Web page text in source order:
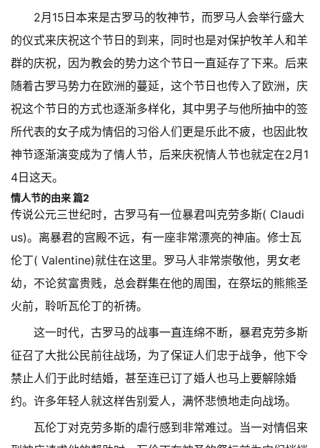
2月15日本来是古罗马的牧神节，而罗马人会举行盛大
的仪式来庆祝这个节日的到来，同时也是对保护牧羊人和羊
群的庆祝，因为教会的势力这个节日一直延存了下来。后来
随着古罗马势力在欧洲的蔓延，这个节日也传入了欧洲，庆
祝这个节日的方式也逐渐多样化，其中男子与他所抽中的签
所代表的女子成为情侣的习俗人们更是乐此不疲，也因此牧
神节逐渐演变成为了情人节，后来庆祝情人节也就定在2月1
4日这天。
情人节的由来 篇2
传说公元三世纪时，古罗马有一位暴君叫克劳多斯( Claudi
us)。离暴君的宫殿不远，有一座非常漂亮的神庙。修士瓦
伦丁( Valentine)就住在这里。罗马人非常崇敬他，男女老
幼，不论贫富贵贱，总会群集在他的周围，在祭坛的熊熊圣
火前，聆听瓦伦丁的祈祷。
这一时代，古罗马的战事一直连绵不断，暴君克劳多斯
征召了大批公民前往战场，为了保证人们忠于战争，他下令
禁止人们于此时结婚，甚至连已订了婚人也马上要解除婚
约。许多年轻人就这样告别爱人，满怀悲愤地走向战场。
瓦伦丁对克劳多斯的虐行感到非常难过。当一对情侣来